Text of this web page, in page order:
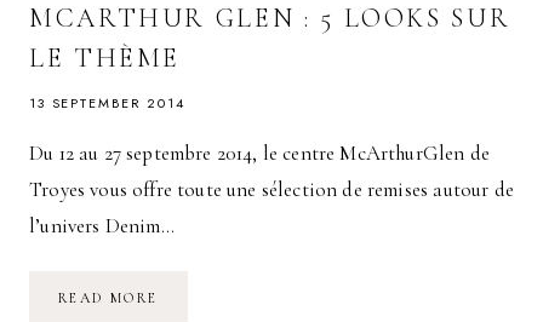
MCARTHUR GLEN : 5 LOOKS SUR
LE THÈME
13 SEPTEMBER 2014
Du 12 au 27 septembre 2014, le centre McArthurGlen de
Troyes vous offre toute une sélection de remises autour de
l’univers Denim…
READ MORE